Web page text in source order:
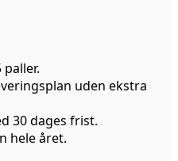
uden ekstra
30 dages frist.
hele året.